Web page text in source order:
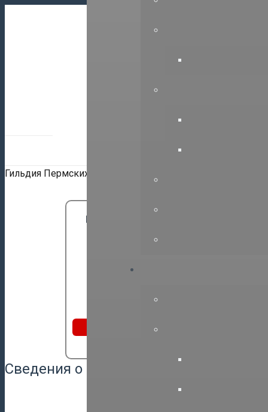
Гильдия Пермских Проектировщиков
НАШИ ПАРТНЕРЫ:
Союз СРО “ГПП””
заявка на обучение или
Сведения о Союзе